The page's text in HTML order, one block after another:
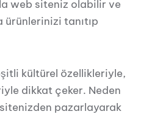
web siteniz olabilir ve
tanıtıp
kültürel özellikleriyle,
dikkat çeker. Neden
pazarlayarak